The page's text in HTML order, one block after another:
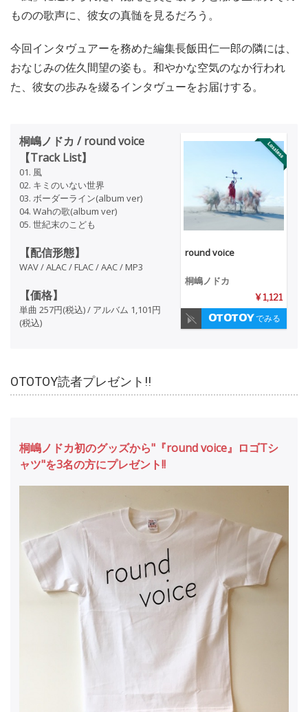
ものの歌声に、彼女の真髄を見るだろう。
今回インタヴュアーを務めた編集長飯田仁一郎の隣には、
おなじみの佐久間望の姿も。和やかな空気のなか行われ
た、彼女の歩みを綴るインタヴューをお届けする。
round voice
桐嶋ノドカ
¥ 1,121
でみる
桐嶋ノドカ / round voice
【Track List】
01. 風
02. キミのいない世界
03. ボーダーライン(album ver)
04. Wahの歌(album ver)
05. 世紀末のこども
【配信形態】
WAV / ALAC / FLAC / AAC / MP3
【価格】
単曲 257円(税込) / アルバム 1,101円
(税込)
OTOTOY読者プレゼント!!
桐嶋ノドカ初のグッズから"『round voice』ロゴTシ
ャツ"を3名の方にプレゼント!!